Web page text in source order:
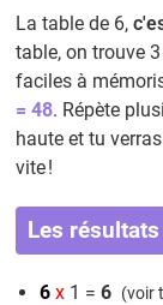
La table de 6,
table, on trouve
faciles à
= 48. Répète
haute et tu
vite !
Les
6 x 1 =6 (voir